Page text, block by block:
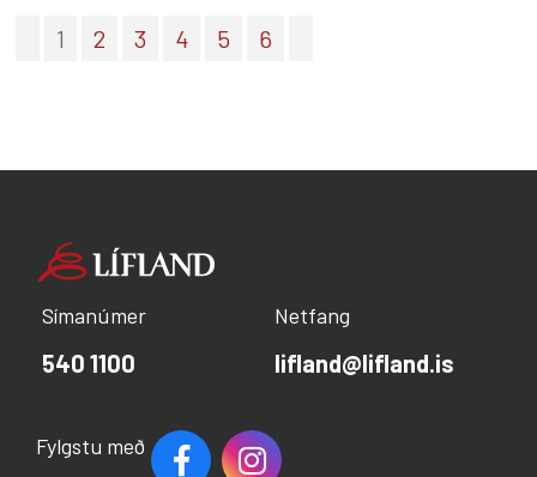
1 2 3 4 5 6
Símanúmer
540 1100
Netfang
lifland@lifland.is
Fylgstu með